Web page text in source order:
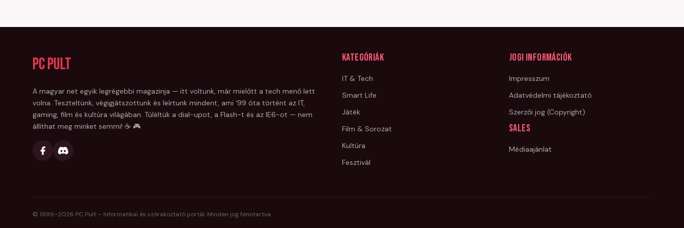
PC Pult
A magyar net egyik legrégebbi magazinja — itt voltunk, már mielőtt a tech menő lett
volna. Teszteltünk, végigjátszottunk és leírtunk mindent, ami '99 óta történt az IT,
gaming, film és kultúra világában. Túléltük a dial-upot, a Flash-t és az IE6-ot — nem
állíthat meg minket semmi! ☕ 🎮
Kategóriák
IT & Tech
Smart Life
Játék
Film & Sorozat
Kultúra
Fesztivál
Jogi információk
Impresszum
Adatvédelmi tájékoztató
Szerzői jog (Copyright)
Sales
Médiaajánlat
© 1999–2026 PC Pult – Informatikai és szórakoztató portál. Minden jog fenntartva.